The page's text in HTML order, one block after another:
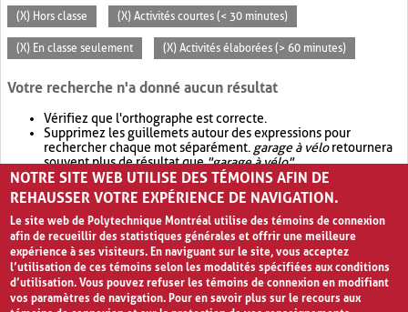
(X) Hors classe (X) Activités courtes (< 30 minutes)
(X) En classe seulement (X) Activités élaborées (> 60 minutes)
Votre recherche n'a donné aucun résultat
Vérifiez que l'orthographe est correcte.
Supprimez les guillemets autour des expressions pour
rechercher chaque mot séparément. garage à véloretournera
souvent plus de résultat que"garage à vélo".
Envisagez d'élargir votre recherche avec OR.garage OR vélo
retournera souvent plus de résultat quegarage à vélo
NOTRE SITE WEB UTILISE DES TÉMOINS AFIN DE
REHAUSSER VOTRE EXPÉRIENCE DE NAVIGATION.
Le site web de Polytechnique Montréal utilise des témoins de connexion
afin de recueillir des statistiques générales et offrir une meilleure
expérience à ses visiteurs. En naviguant sur le site, vous acceptez
l’utilisation de ces témoins selon les modalités spécifiées aux conditions
d’utilisation. Vous pouvez refuser les témoins de connexion en modifiant
vos paramètres de navigation. Pour en savoir plus sur le recours aux